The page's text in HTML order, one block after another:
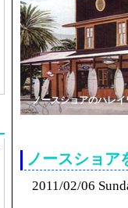
ノースショアのハレ
ノースショア
2011/02/06